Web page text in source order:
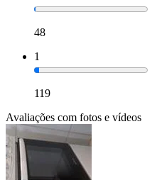
48
1
119
Avaliações com fotos e vídeos